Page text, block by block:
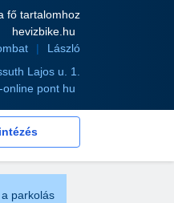
fő tartalomhoz
hevizbike.hu
László
Lajos u. 1.
pont hu
parkolás